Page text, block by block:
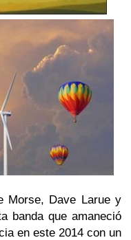
Morse, Dave Larue y
banda que amaneció
en este 2014 con un